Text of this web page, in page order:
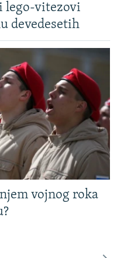
lego-vitezovi
devedesetih
vojnog roka